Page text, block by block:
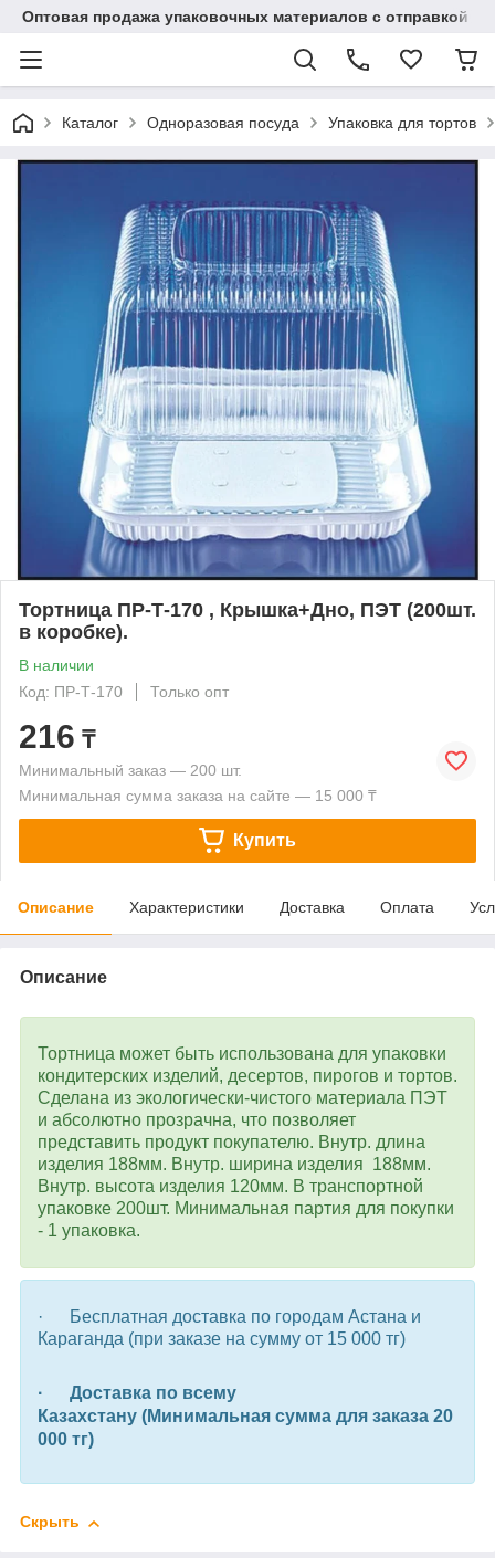
Оптовая продажа упаковочных материалов с отправкой по
Каталог Одноразовая посуда Упаковка для тортов
Тортница ПР-Т-170 , Крышка+Дно, ПЭТ (200шт.
в коробке).
В наличии
Код: ПР-Т-170
Только опт
216 ₸
Минимальный заказ — 200 шт.
Минимальная сумма заказа на сайте — 15 000 ₸
Купить
Описание Характеристики Доставка Оплата
Описание
Тортница может быть использована для упаковки
кондитерских изделий, десертов, пирогов и тортов.
Сделана из экологически-чистого материала ПЭТ
и абсолютно прозрачна, что позволяет
представить продукт покупателю. Внутр. длина
изделия 188мм. Внутр. ширина изделия 188мм.
Внутр. высота изделия 120мм. В транспортной
упаковке 200шт. Минимальная партия для покупки
- 1 упаковка.
· Бесплатная доставка по городам Астана и
Караганда (при заказе на сумму от 15 000 тг)
· Доставка по всему
Казахстану (Минимальная сумма для заказа 20
000 тг)
Скрыть